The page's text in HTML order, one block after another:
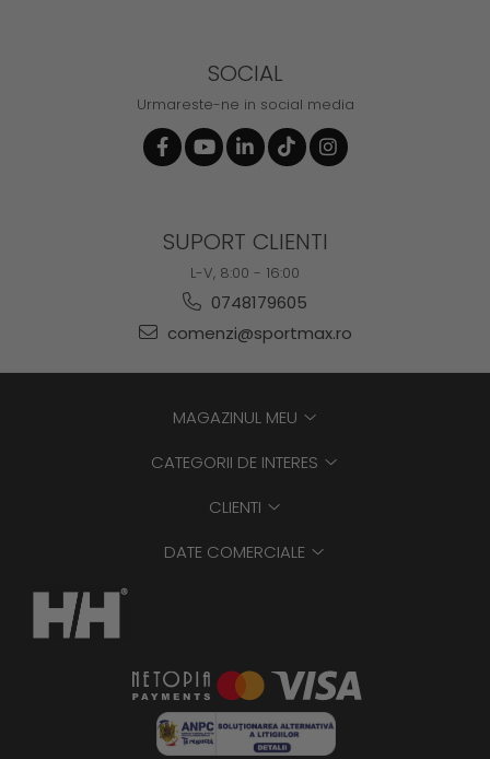
SOCIAL
Urmareste-ne in social media
SUPORT CLIENTI
L-V, 8:00 - 16:00
0748179605
comenzi@sportmax.ro
MAGAZINUL MEU
CATEGORII DE INTERES
CLIENTI
DATE COMERCIALE